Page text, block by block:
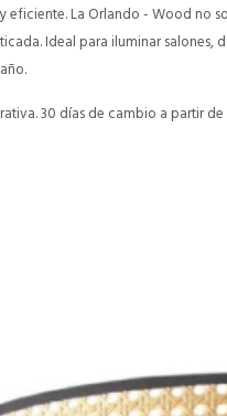
eficiente. La Orlando - Wood no
Ideal para iluminar
30 días de cambio a partir